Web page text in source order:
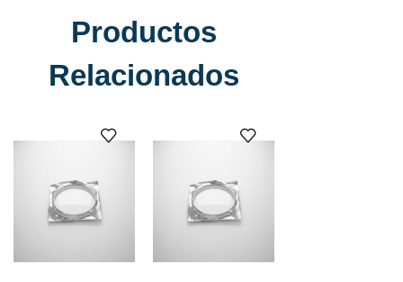
Productos
Relacionados